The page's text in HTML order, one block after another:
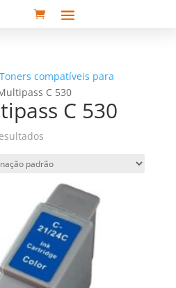
compatíveis para
C 530
C 530